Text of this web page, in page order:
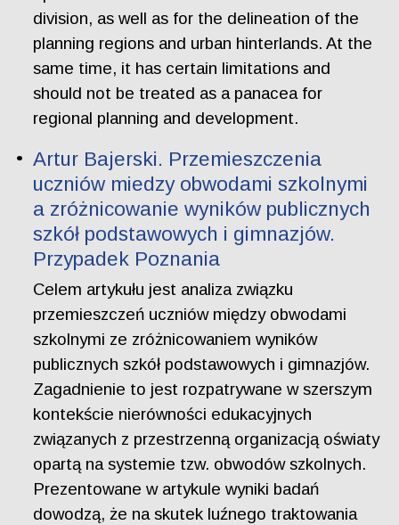
division, as well as for the delineation of the
planning regions and urban hinterlands. At the
same time, it has certain limitations and
should not be treated as a panacea for
regional planning and development.
Artur Bajerski. Przemieszczenia
uczniów miedzy obwodami szkolnymi
a zróżnicowanie wyników publicznych
szkół podstawowych i gimnazjów.
Przypadek Poznania
Celem artykułu jest analiza związku
przemieszczeń uczniów między obwodami
szkolnymi ze zróżnicowaniem wyników
publicznych szkół podstawowych i gimnazjów.
Zagadnienie to jest rozpatrywane w szerszym
kontekście nierówności edukacyjnych
związanych z przestrzenną organizacją oświaty
opartą na systemie tzw. obwodów szkolnych.
Prezentowane w artykule wyniki badań
dowodzą, że na skutek luźnego traktowania